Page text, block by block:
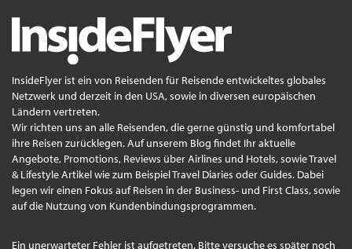
InsideFlyer ist ein von Reisenden für Reisende entwickeltes globales
Netzwerk und derzeit in den USA, sowie in diversen europäischen
Ländern vertreten.
Wir richten uns an alle Reisenden, die gerne günstig und komfortabel
ihre Reisen zurücklegen. Auf unserem Blog findet Ihr aktuelle
Angebote, Promotions, Reviews über Airlines und Hotels, sowie Travel
& Lifestyle Artikel wie zum Beispiel Travel Diaries oder Guides. Dabei
legen wir einen Fokus auf Reisen in der Business- und First Class, sowie
auf die Nutzung von Kundenbindungsprogrammen.
Ein unerwarteter Fehler ist aufgetreten. Bitte versuche es später noch